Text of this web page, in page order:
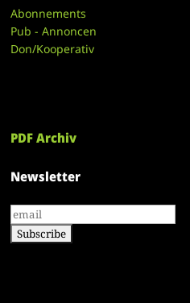
Abonnements
Pub - Annoncen
Don/Kooperativ
PDF Archiv
Newsletter